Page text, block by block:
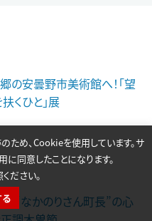
選択 活動支援学習情報
の安曇野市美術館へ！「望
くひと」展
“なかのりさん町長”の心
め、Cookieを使用しています。サ
同意したことになります。
ださい。